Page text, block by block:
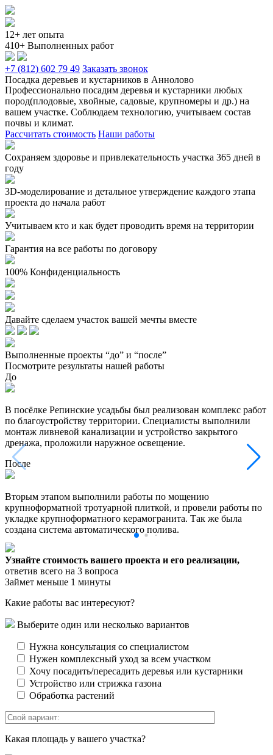
12+ лет опыта
410+ Выполненных работ
+7 (812) 602 79 49 Заказать звонок
Посадка деревьев и кустарников в Аннолово
Профессионально посадим деревья и кустарники любых
пород(плодовые, хвойные, садовые, крупномеры и др.) на
вашем участке. Соблюдаем технологию, учитываем состав
почвы и климат.
Рассчитать стоимость Наши работы
Сохраняем здоровье и привлекательность участка 365 дней в
году
3D-моделирование и детальное утверждение каждого этапа
проекта до начала работ
Учитываем кто и как будет проводить время на территории
Гарантия на все работы по договору
100% Конфиденциальность
Давайте сделаем участок вашей мечты вместе
Выполненные проекты “до” и “после”
Посмотрите результаты нашей работы
До
В посёлке Репинские усадьбы был реализован комплекс работ
по благоустройству территории. Специалисты выполнили
монтаж ливневой канализации и устройство закрытого
дренажа, проложили наружное освещение.
После
Вторым этапом выполнили работы по мощению
крупноформатной тротуарной плиткой, и провели работы по
укладке крупноформатного керамогранита. Так же была
создана система автоматического полива.
Узнайте стоимость вашего проекта и его реализации,
ответив всего на 3 вопроса
Займет меньше 1 минуты
Какие работы вас интересуют?
Выберите один или несколько вариантов
Нужна консультация со специалистом
Нужен комплексный уход за всем участком
Хочу посадить/пересадить деревья или кустарники
Устройство или стрижка газона
Обработка растений
Какая площадь у вашего участка?